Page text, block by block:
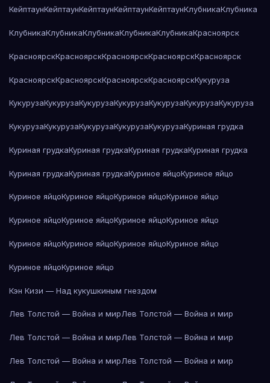
КейптаунКейптаунКейптаунКейптаунКейптаунКлубникаКлубника
КлубникаКлубникаКлубникаКлубникаКлубникаКрасноярск
КрасноярскКрасноярскКрасноярскКрасноярскКрасноярск
КрасноярскКрасноярскКрасноярскКрасноярскКукуруза
КукурузаКукурузаКукурузаКукурузаКукурузаКукурузаКукуруза
КукурузаКукурузаКукурузаКукурузаКукурузаКуриная грудка
Куриная грудкаКуриная грудкаКуриная грудкаКуриная грудка
Куриная грудкаКуриная грудкаКуриное яйцоКуриное яйцо
Куриное яйцоКуриное яйцоКуриное яйцоКуриное яйцо
Куриное яйцоКуриное яйцоКуриное яйцоКуриное яйцо
Куриное яйцоКуриное яйцоКуриное яйцоКуриное яйцо
Куриное яйцоКуриное яйцо
Кэн Кизи — Над кукушкиным гнездом
Лев Толстой — Война и мирЛев Толстой — Война и мир
Лев Толстой — Война и мирЛев Толстой — Война и мир
Лев Толстой — Война и мирЛев Толстой — Война и мир